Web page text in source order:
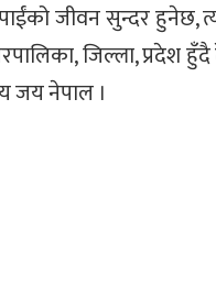
जीवन सुन्दर हुनेछ,
जिल्ला, प्रदेश
जय नेपाल ।